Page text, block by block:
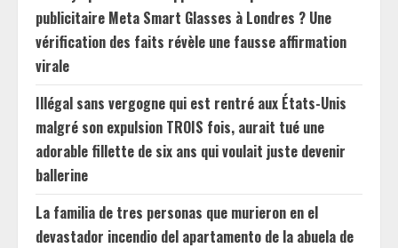
publicitaire Meta Smart Glasses à Londres ? Une
vérification des faits révèle une fausse affirmation
virale
Illégal sans vergogne qui est rentré aux États-Unis
malgré son expulsion TROIS fois, aurait tué une
adorable fillette de six ans qui voulait juste devenir
ballerine
La familia de tres personas que murieron en el
devastador incendio del apartamento de la abuela de